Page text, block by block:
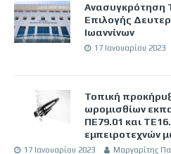
Ανασυγκρότηση
Επιλογής
Ιωαννίνων
17 Ιανουαρίου 2023
Τοπική
ωρομισθίων
ΠΕ79.01 και
εμπειροτεχνών
17 Ιανουαρίου 2023 Μαργαρίτης